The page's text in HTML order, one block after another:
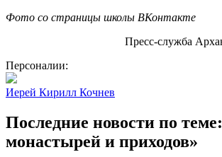
Фото со страницы школы ВКонтакте
Пресс-служба
Персоналии:
Иерей Кирилл Кочнев
Последние новости по
монастырей и приходов»